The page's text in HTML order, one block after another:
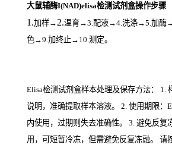
大鼠辅酶I(NAD)elisa检测试剂盒操作步骤
1.加样→ 2.温育→3.配液→4.洗涤→5.加酶
色→9.加终止→10.测定。
Elisa检测试剂盒样本处理及保存方法： 1.
说明，准确提取样本溶液。 2. 使用期限：
内使用，过期则失去准确性。 3. 避免反复
用，可短暂冷冻，但需避免反复冻融。 请